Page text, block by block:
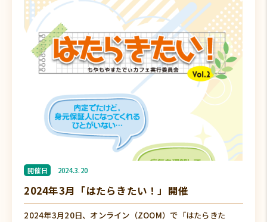
開催日 2024.3.20
2024年3月「はたらきたい！」開催
2024年3月20日、オンライン（ZOOM）で「はたらきた